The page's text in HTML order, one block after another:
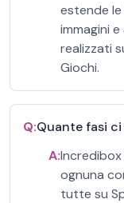
estende
immagini
realizzati
Giochi.
Q:Quante fasi
A:Incredibox
ognuna
tutte su